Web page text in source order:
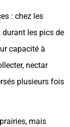
: chez les
durant les pics de
capacité à
nectar
plusieurs fois
mais